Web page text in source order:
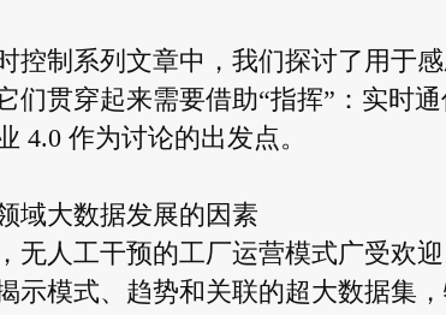
控制系列文章中，我们探讨了用于
们贯穿起来需要借助“指挥”：实时
4.0 作为讨论的出发点。
域大数据发展的因素
无人工干预的工厂运营模式广受欢
示模式、趋势和关联的超大数据集